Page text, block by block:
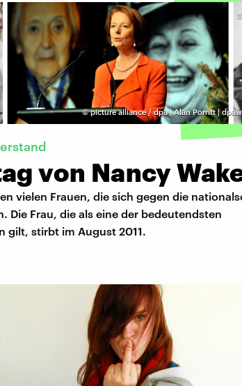
©picture alliance / dpa | Alan Porritt |
von Nancy
vielen Frauen, die sich gegen die
Die Frau, die als eine der bedeutendsten
gilt, stirbt im August 2011.